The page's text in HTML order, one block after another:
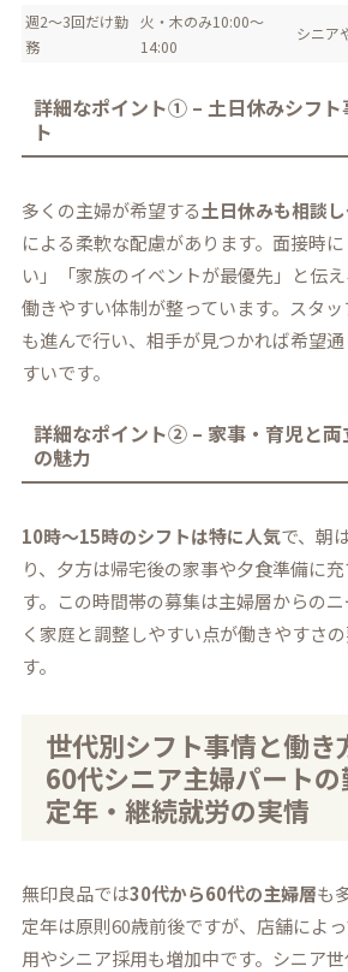
週2～3回だけ勤
務
火・木のみ10:00～
14:00
シニア
詳細なポイント① – 土日休みシフト
ト
多くの主婦が希望する土日休みも相談し
による柔軟な配慮があります。面接時
い」「家族のイベントが最優先」と伝
働きやすい体制が整っています。スタ
も進んで行い、相手が見つかれば希望
すいです。
詳細なポイント② – 家事・育児と両
の魅力
10時〜15時のシフトは特に人気で、朝
り、夕方は帰宅後の家事や夕食準備に
す。この時間帯の募集は主婦層からの
く家庭と調整しやすい点が働きやすさ
す。
世代別シフト事情と働き
60代シニア主婦パートの
定年・継続就労の実情
無印良品では30代から60代の主婦層も
定年は原則60歳前後ですが、店舗によ
用やシニア採用も増加中です。シニア